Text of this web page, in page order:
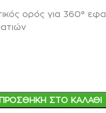
ορός για 360°
ΠΡΟΣΘΉΚΗ ΣΤΟ ΚΑΛΆΘΙ